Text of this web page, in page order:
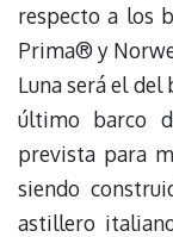
respecto a los
Prima® y
Luna será el
último barco
prevista para
siendo
astillero